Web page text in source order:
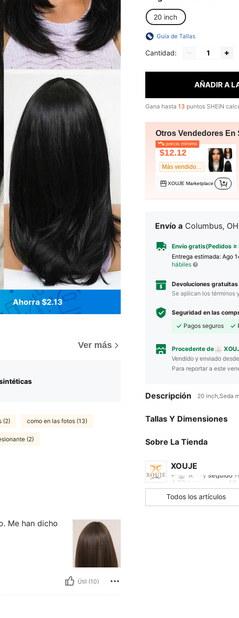
Ahorra $2.13
Ver más
(2) como en las fotos (13)
(2)
Me han dicho
Útil (10)
20 inch
Guía de Tallas
Cantidad:
AÑADIR A
Gana hasta 13 puntos SHEIN
Otros Vendedores En
precio mínimo
$12.12
XOUJE Marketplace
Envío a Columbus,
Envío gratis(Pedidos ≥
Entrega estimada: Ago
hábiles
Devoluciones
Se aplican los términos
Seguridad en las
Pagos seguros
Procedente de
Vendido y enviado desde
Para reportar a este
Descripción 20 inch,Seda
Tallas Y Dimensiones
Sobre La Tienda
XOUJE
A***y
4.77 Calificación 48
4.77
Todos los artículos